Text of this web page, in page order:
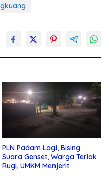
PLN Padam Lagi, Bising
Suara Genset, Warga Teriak
Rugi, UMKM Menjerit